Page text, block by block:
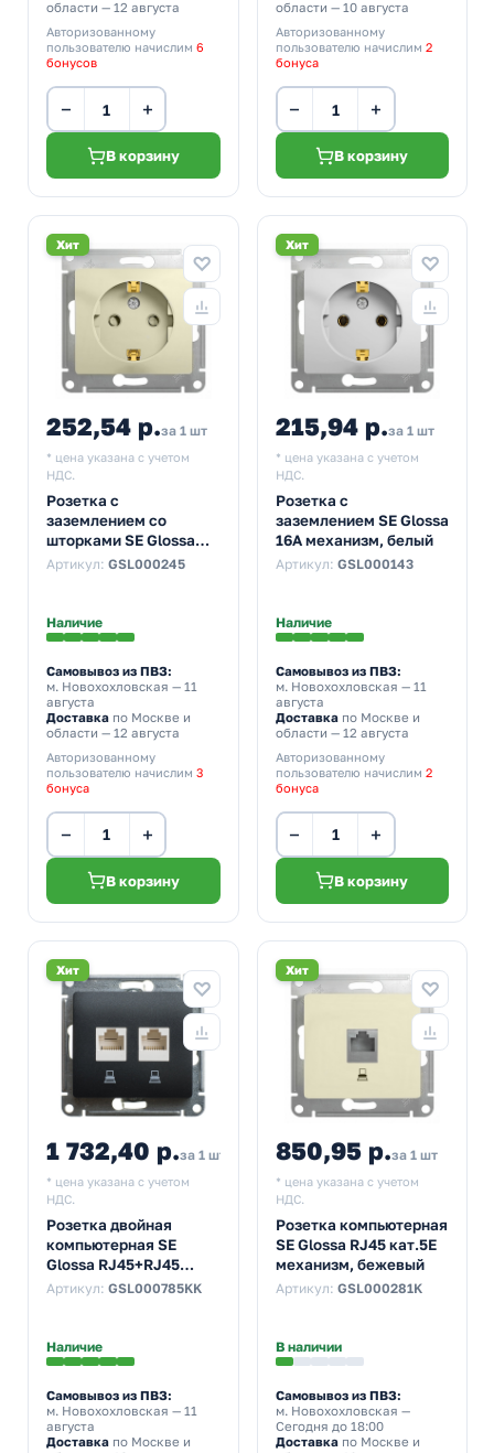
области — 12 августа
Авторизованному
пользователю начислим 6
бонусов
− +
В корзину
области — 10 августа
Авторизованному
пользователю начислим 2
бонуса
− +
В корзину
Хит
252,54 р.за 1 шт
* цена указана с учетом
НДС.
Розетка с
заземлением со
шторками SE Glossa
16А механизм,
Артикул: GSL000245
Наличие
Самовывоз из ПВЗ:
м. Новохохловская — 11
августа
Доставка по Москве и
области — 12 августа
Авторизованному
пользователю начислим 3
бонуса
− +
В корзину
Хит
215,94 р.за 1 шт
* цена указана с учетом
НДС.
Розетка с
заземлением SE Glossa
16А механизм, белый
Артикул: GSL000143
Наличие
Самовывоз из ПВЗ:
м. Новохохловская — 11
августа
Доставкапо Москве и
области — 12 августа
Авторизованному
пользователю начислим 2
бонуса
− +
В корзину
Хит
1 732,40 р.за 1 шт
* цена указана с учетом
НДС.
Розетка двойная
компьютерная SE
Glossa RJ45+RJ45
кат.5E механизм,
Артикул: GSL000785KK
Наличие
Самовывоз из ПВЗ:
м. Новохохловская — 11
августа
Доставка по Москве и
Хит
850,95 р.за 1 шт
* цена указана с учетом
НДС.
Розетка компьютерная
SE Glossa RJ45 кат.5E
механизм, бежевый
Артикул: GSL000281K
В наличии
Самовывоз из ПВЗ:
м. Новохохловская —
Сегодня до 18:00
Доставкапо Москве и